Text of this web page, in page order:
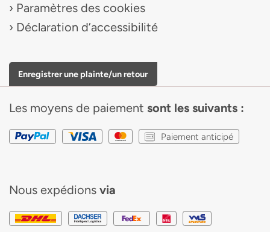
Paramètres des cookies
Déclaration d’accessibilité
Enregistrer une plainte/un retour
Les moyens de paiement sont les suivants :
Paiement anticipé
Nous expédions via